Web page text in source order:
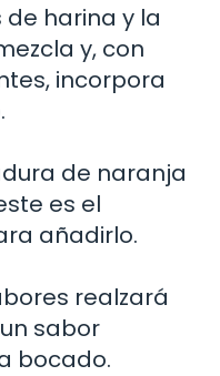
de harina y la
y, con
incorpora
de naranja
es el
añadirlo.
realzará
sabor
bocado.